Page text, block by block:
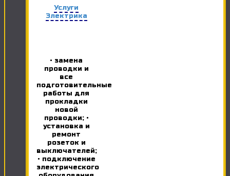
Услуги
Электрика
• замена
проводки и
все
подготовительные
работы для
прокладки
новой
проводки; •
установка и
ремонт
розеток и
выключателей;
• подключение
электрического